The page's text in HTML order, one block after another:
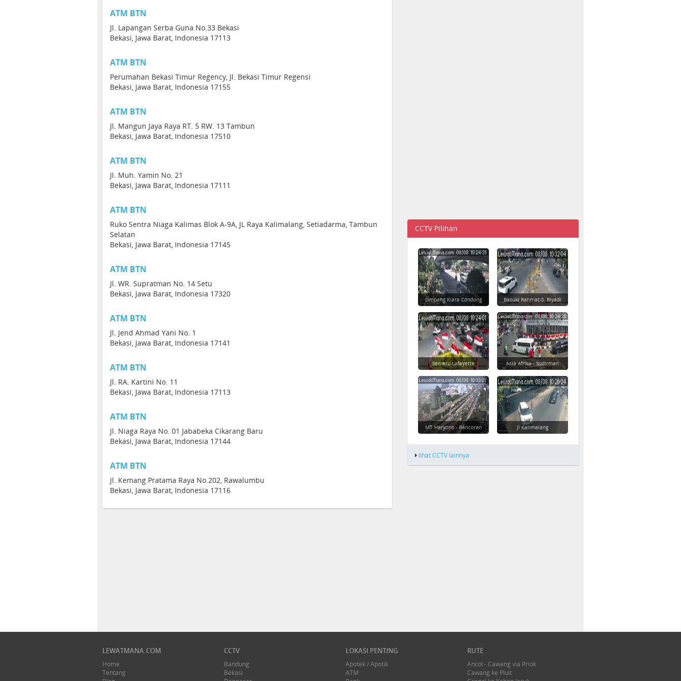
ATM BTN
Jl. Lapangan Serba Guna No.33 Bekasi
Bekasi, Jawa Barat, Indonesia 17113
ATM BTN
Perumahan Bekasi Timur Regency, Jl. Bekasi Timur Regensi
Bekasi, Jawa Barat, Indonesia 17155
ATM BTN
Jl. Mangun Jaya Raya RT. 5 RW. 13 Tambun
Bekasi, Jawa Barat, Indonesia 17510
ATM BTN
Jl. Muh. Yamin No. 21
Bekasi, Jawa Barat, Indonesia 17111
ATM BTN
Ruko Sentra Niaga Kalimas Blok A-9A, JL Raya Kalimalang, Setiadarma, Tambun
Selatan
Bekasi, Jawa Barat, Indonesia 17145
ATM BTN
Jl. WR. Supratman No. 14 Setu
Bekasi, Jawa Barat, Indonesia 17320
ATM BTN
Jl. Jend Ahmad Yani No. 1
Bekasi, Jawa Barat, Indonesia 17141
ATM BTN
Jl. RA. Kartini No. 11
Bekasi, Jawa Barat, Indonesia 17113
ATM BTN
Jl. Niaga Raya No. 01 Jababeka Cikarang Baru
Bekasi, Jawa Barat, Indonesia 17144
ATM BTN
Jl. Kemang Pratama Raya No.202, Rawalumbu
Bekasi, Jawa Barat, Indonesia 17116
CCTV Pilihan
Simpang Kiara Condong Basuki Rahmat-S. Riyadi
Semeru-Lafayette Asia Afrika - Sudirman
MT Haryono - Pancoran Jl Kalimalang
lihat CCTV lainnya
LEWATMANA.COM
Home
Tentang
CCTV
Bandung
Bekasi
LOKASI PENTING
Apotek / Apotik
ATM
RUTE
Ancol - Cawang via Priok
Cawang ke Pluit